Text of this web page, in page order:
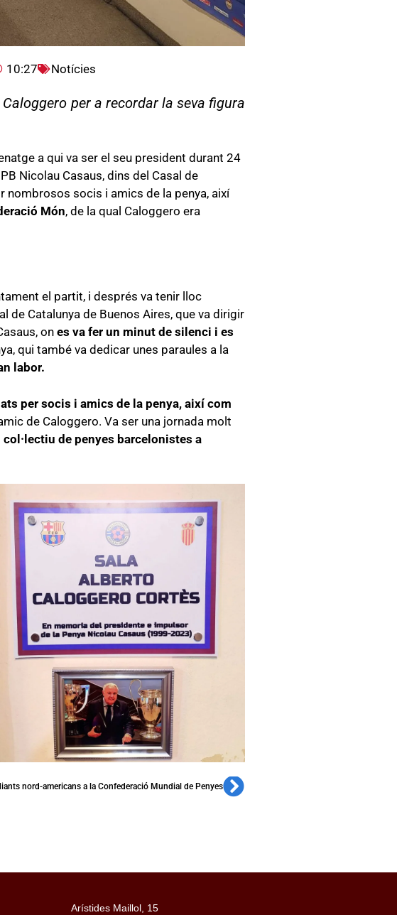
10:27 Notícies
per a recordar la seva figura
a qui va ser el seu president durant 24
Nicolau Casaus, dins del Casal de
nombrosos socis i amics de la penya, així
Món, de la qual Caloggero era
el partit, i després va tenir lloc
de Catalunya de Buenos Aires, que va dirigir
on es va fer un minut de silenci i es
qui també va dedicar unes paraules a la
labor.
per socis i amics de la penya, així com
de Caloggero. Va ser una jornada molt
de penyes barcelonistes a
nord-americans a la Confederació Mundial de Penyes
Arístides Maillol, 15